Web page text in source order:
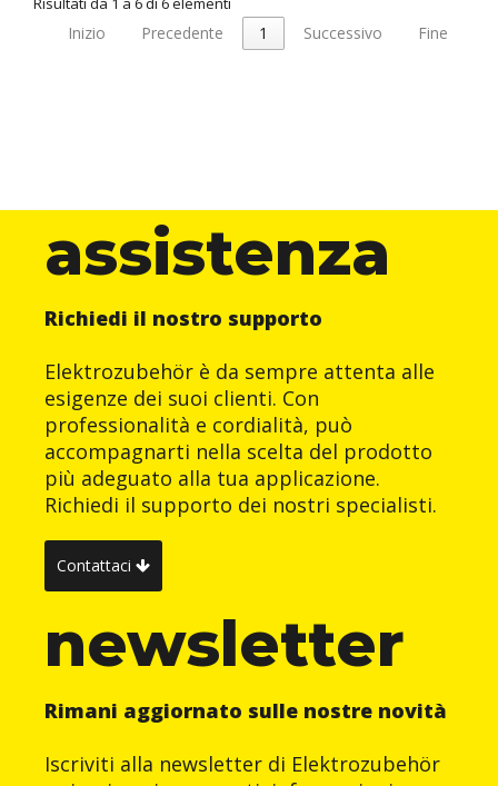
Inizio Precedente 1 Successivo Fine
assistenza
Richiedi il nostro supporto
Elektrozubehör è da sempre attenta alle
esigenze dei suoi clienti. Con
professionalità e cordialità, può
accompagnarti nella scelta del prodotto
più adeguato alla tua applicazione.
Richiedi il supporto dei nostri specialisti.
Contattaci
newsletter
Rimani aggiornato sulle nostre novità
Iscriviti alla newsletter di Elektrozubehör